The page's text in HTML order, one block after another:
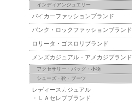
インディアンジュエリー
バイカーファッションブランド
パンク・ロックファッションブランド
ロリータ・ゴスロリブランド
メンズカジュアル・アメカジブランド
アクセサリー・バッグ・小物
シューズ・靴・ブーツ
レディースカジュアル
・ＬＡセレブブランド